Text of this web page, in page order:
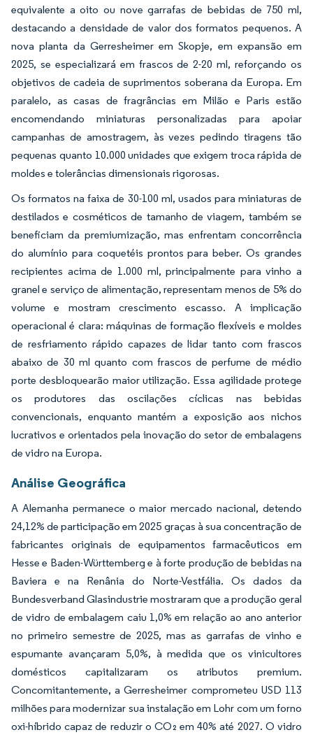
equivalente a oito ou nove garrafas de bebidas de 750 ml,
destacando a densidade de valor dos formatos pequenos. A
nova planta da Gerresheimer em Skopje, em expansão em
2025, se especializará em frascos de 2-20 ml, reforçando os
objetivos de cadeia de suprimentos soberana da Europa. Em
paralelo, as casas de fragrâncias em Milão e Paris estão
encomendando miniaturas personalizadas para apoiar
campanhas de amostragem, às vezes pedindo tiragens tão
pequenas quanto 10.000 unidades que exigem troca rápida de
moldes e tolerâncias dimensionais rigorosas.
Os formatos na faixa de 30-100 ml, usados para miniaturas de
destilados e cosméticos de tamanho de viagem, também se
beneficiam da premiumização, mas enfrentam concorrência
do alumínio para coquetéis prontos para beber. Os grandes
recipientes acima de 1.000 ml, principalmente para vinho a
granel e serviço de alimentação, representam menos de 5% do
volume e mostram crescimento escasso. A implicação
operacional é clara: máquinas de formação flexíveis e moldes
de resfriamento rápido capazes de lidar tanto com frascos
abaixo de 30 ml quanto com frascos de perfume de médio
porte desbloquearão maior utilização. Essa agilidade protege
os produtores das oscilações cíclicas nas bebidas
convencionais, enquanto mantém a exposição aos nichos
lucrativos e orientados pela inovação do setor de embalagens
de vidro na Europa.
Análise Geográfica
A Alemanha permanece o maior mercado nacional, detendo
24,12% de participação em 2025 graças à sua concentração de
fabricantes originais de equipamentos farmacêuticos em
Hesse e Baden-Württemberg e à forte produção de bebidas na
Baviera e na Renânia do Norte-Vestfália. Os dados da
Bundesverband Glasindustrie mostraram que a produção geral
de vidro de embalagem caiu 1,0% em relação ao ano anterior
no primeiro semestre de 2025, mas as garrafas de vinho e
espumante avançaram 5,0%, à medida que os vinicultores
domésticos capitalizaram os atributos premium.
Concomitantemente, a Gerresheimer comprometeu USD 113
milhões para modernizar sua instalação em Lohr com um forno
oxi-híbrido capaz de reduzir o CO₂ em 40% até 2027. O vidro